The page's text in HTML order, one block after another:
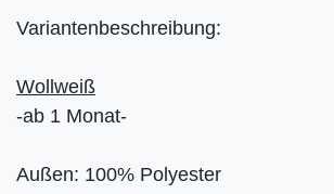
Variantenbeschreibung:
Wollweiß
-ab 1 Monat-
Außen: 100% Polyester